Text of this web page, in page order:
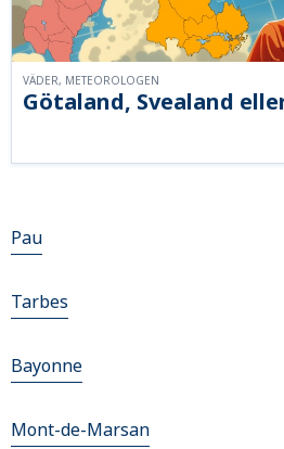
Götaland, Svealand
VÄDER, METEOROLOGEN
Pau
Tarbes
Bayonne
Mont-de-Marsan